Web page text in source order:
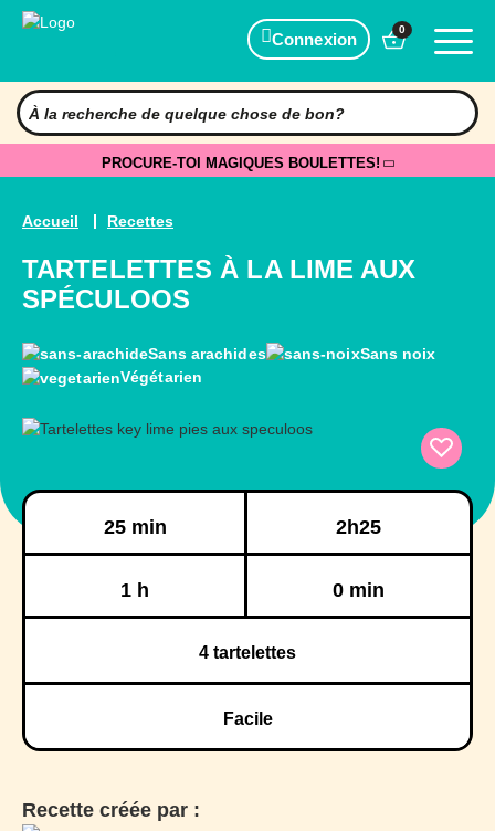
Connexion
0
PROCURE-TOI MAGIQUES BOULETTES!
Accueil Recettes
TARTELETTES À LA LIME AUX
SPÉCULOOS
Sans arachides
Sans noix
Végétarien
25 min 2h25
1 h 0 min
4 tartelettes
Facile
Recette créée par :